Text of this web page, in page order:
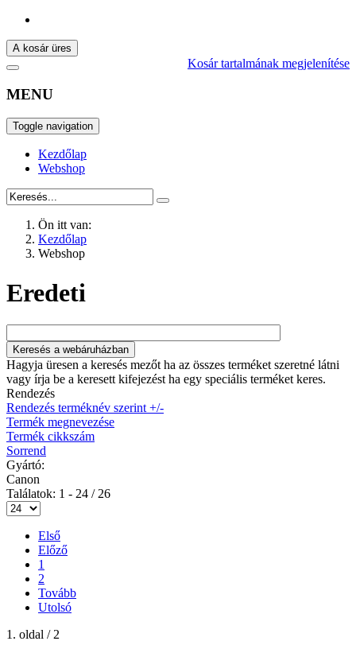
A kosár üres
Kosár tartalmának megjelenítése
MENU
Toggle navigation
Kezdőlap
Webshop
Ön itt van:
Kezdőlap
Webshop
Eredeti
Hagyja üresen a keresés mezőt ha az összes terméket szeretné látni
vagy írja be a keresett kifejezést ha egy speciális terméket keres.
Rendezés
Rendezés terméknév szerint +/-
Termék megnevezése
Termék cikkszám
Sorrend
Gyártó:
Canon
Találatok: 1 - 24 / 26
Első
Előző
1
2
Tovább
Utolsó
1. oldal / 2